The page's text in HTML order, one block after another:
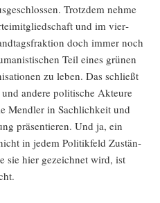
Trotz­dem neh­me
und im vier­
doch immer noch
Teil eines grü­nen
zu leben. Das schließt
ande­re poli­ti­sche Akteu­re
Mend­ler in Sach­lich­keit und
prä­sen­tie­ren. Und ja, ein
in jedem Poli­tik­feld Zustän­
sie hier gezeich­net wird, ist